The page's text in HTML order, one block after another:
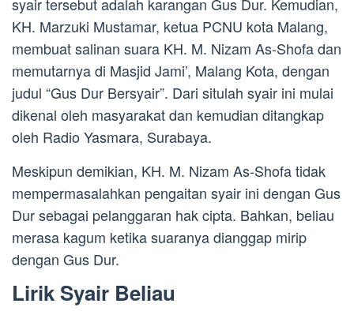
KH. Marzuki Mustamar, ketua PCNU kota Malang,
membuat salinan suara KH. M. Nizam As-Shofa dan
memutarnya di Masjid Jami’, Malang Kota, dengan
judul “Gus Dur Bersyair”. Dari situlah syair ini mulai
dikenal oleh masyarakat dan kemudian ditangkap
oleh Radio Yasmara, Surabaya.
Meskipun demikian, KH. M. Nizam As-Shofa tidak
mempermasalahkan pengaitan syair ini dengan Gus
Dur sebagai pelanggaran hak cipta. Bahkan, beliau
merasa kagum ketika suaranya dianggap mirip
dengan Gus Dur.
Lirik Syair Beliau